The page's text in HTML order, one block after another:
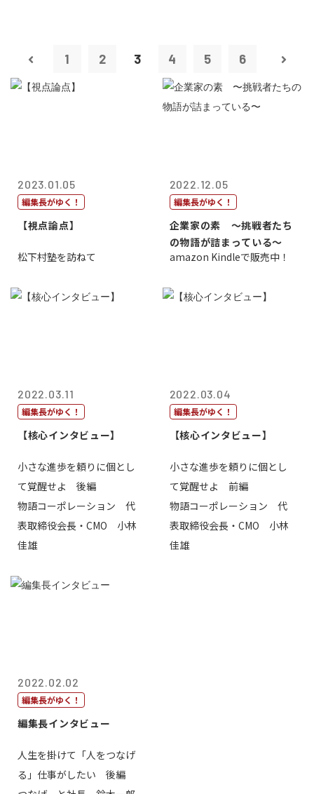
1 2 3 4 5 6
2023.01.05
編集長がゆく！
【視点論点】
松下村塾を訪ねて
2022.12.05
編集長がゆく！
企業家の素 〜挑戦者たち
の物語が詰まっている〜
amazon Kindleで販売中！
2022.03.11
編集長がゆく！
【核心インタビュー】
小さな進歩を頼りに個とし
て覚醒せよ 後編
物語コーポレーション 代
表取締役会長・CMO 小林
佳雄
2022.03.04
編集長がゆく！
【核心インタビュー】
小さな進歩を頼りに個とし
て覚醒せよ 前編
物語コーポレーション 代
表取締役会長・CMO 小林
佳雄
2022.02.02
編集長がゆく！
編集長インタビュー
人生を掛けて「人をつなげ
る」仕事がしたい 後編